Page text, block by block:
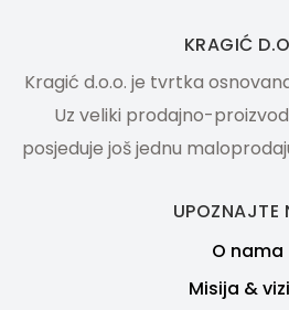
KRAGIĆ
Kragić d.o.o. je tvrtka
Uz veliki prodajno-
posjeduje još jednu
UPOZNAJTE
O nama
Misija &